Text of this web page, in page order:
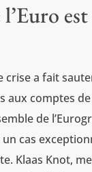
crise a fait
aux comptes
de
cas
Klaas Knot,